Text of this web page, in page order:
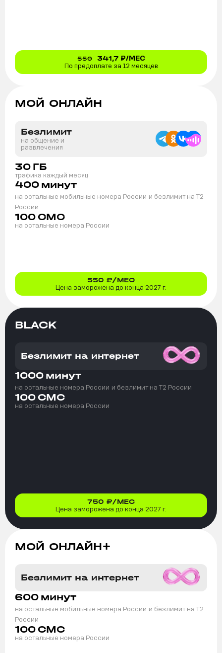
550 341,7 ₽/МЕС
По предоплате за 12 месяцев
МОЙ ОНЛАЙН
Безлимит
на общение и
развлечения
30 ГБ
трафика каждый месяц
400 минут
на остальные мобильные номера России и безлимит на T2
России
100 СМС
на остальные номера России
550 ₽/МЕС
Цена заморожена до конца 2027 г.
BLACK
Безлимит на интернет
1000 минут
на остальные номера России и безлимит на T2 России
100 СМС
на остальные номера России
750 ₽/МЕС
Цена заморожена до конца 2027 г.
МОЙ ОНЛАЙН+
Безлимит на интернет
600 минут
на остальные мобильные номера России и безлимит на T2
России
100 СМС
на остальные номера России